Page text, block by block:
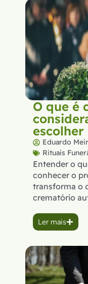
O que é
escolher
Eduardo
Rituais
Entender o
conhecer o
transforma o
crematório
Ler mais